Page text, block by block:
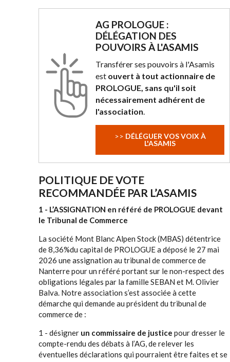
AG PROLOGUE :
DÉLÉGATION DES
POUVOIRS À L'ASAMIS
Transférer ses pouvoirs à l'Asamis
est ouvert à tout actionnaire de
PROLOGUE, sans qu'il soit
nécessairement adhérent de
l'association.
>> DÉLÉGUER VOS VOIX À
L'ASAMIS
POLITIQUE DE VOTE
RECOMMANDÉE PAR L’ASAMIS
1 - L’ASSIGNATION en référé de PROLOGUE devant
le Tribunal de Commerce
La société Mont Blanc Alpen Stock (MBAS) détentrice
de 8,36%du capital de PROLOGUE a déposé le 27 mai
2026 une assignation au tribunal de commerce de
Nanterre pour un référé portant sur le non-respect des
obligations légales par la famille SEBAN et M. Olivier
Balva. Notre association s’est associée à cette
démarche qui demande au président du tribunal de
commerce de :
1 - désigner un commissaire de justice pour dresser le
compte-rendu des débats à l’AG, de relever les
éventuelles déclarations qui pourraient être faites et se